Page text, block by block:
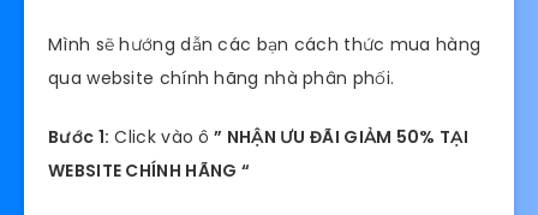
Mình sẽ hướng dẫn các bạn cách thức mua hàng
qua website chính hãng nhà phân phối.
Bước 1: Click vào ô ” NHẬN ƯU ĐÃI GIẢM 50% TẠI
WEBSITE CHÍNH HÃNG “